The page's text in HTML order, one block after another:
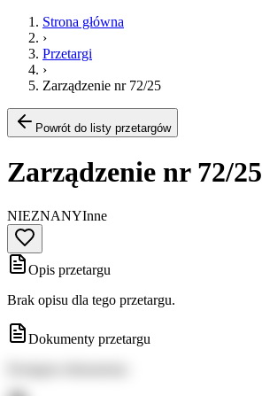
Strona główna
›
Przetargi
›
Zarządzenie nr 72/25
Powrót do listy przetargów
Zarządzenie nr 72/25
NIEZNANYInne
Opis przetargu
Brak opisu dla tego przetargu.
Dokumenty przetargu